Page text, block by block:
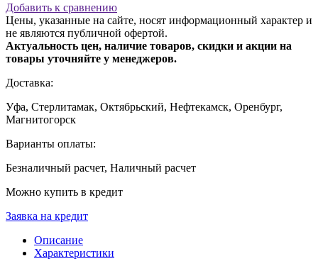
Добавить к сравнению
Цены, указанные на сайте, носят информационный характер и
не являются публичной офертой.
Актуальность цен, наличие товаров, скидки и акции на
товары уточняйте у менеджеров.
Доставка:
Уфа, Стерлитамак, Октябрьский, Нефтекамск, Оренбург,
Магнитогорск
Варианты оплаты:
Безналичный расчет, Наличный расчет
Можно купить в кредит
Заявка на кредит
Описание
Характеристики